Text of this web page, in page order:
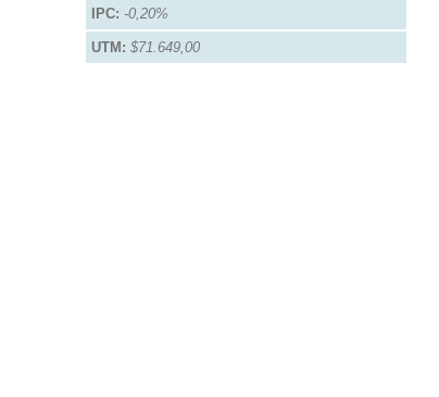
IPC: -0,20%
UTM: $71.649,00